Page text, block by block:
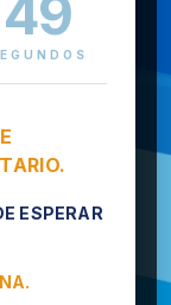
50
ESPERAR